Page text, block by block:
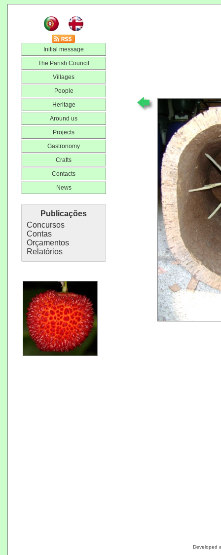
Initial message
The Parish Council
Villages
People
Heritage
Around us
Projects
Gastronomy
Crafts
Contacts
News
Publicações
Concursos
Contas
Orçamentos
Relatórios
Developed